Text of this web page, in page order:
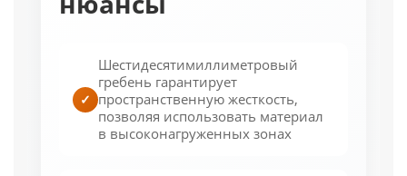
✓
Шестидесятимиллиметровый
гребень гарантирует
пространственную жесткость,
позволяя использовать материал
в высоконагруженных зонах